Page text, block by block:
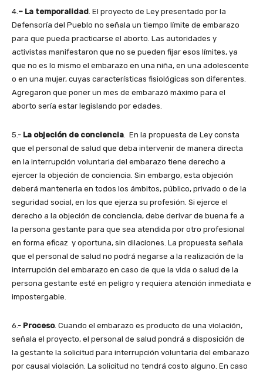
4. – La temporalidad . El proyecto de Ley presentado por la
Defensoría del Pueblo no señala un tiempo límite de embarazo
para que pueda practicarse el aborto. Las autoridades y
activistas manifestaron que no se pueden fijar esos límites, ya
que no es lo mismo el embarazo en una niña, en una adolescente
o en una mujer, cuyas características fisiológicas son diferentes.
Agregaron que poner un mes de embarazó máximo para el
aborto sería estar legislando por edades.
5.- La objeción de conciencia . En la propuesta de Ley consta
que el personal de salud que deba intervenir de manera directa
en la interrupción voluntaria del embarazo tiene derecho a
ejercer la objeción de conciencia. Sin embargo, esta objeción
deberá mantenerla en todos los ámbitos, público, privado o de la
seguridad social, en los que ejerza su profesión. Si ejerce el
derecho a la objeción de conciencia, debe derivar de buena fe a
la persona gestante para que sea atendida por otro profesional
en forma eficaz y oportuna, sin dilaciones. La propuesta señala
que el personal de salud no podrá negarse a la realización de la
interrupción del embarazo en caso de que la vida o salud de la
persona gestante esté en peligro y requiera atención inmediata e
impostergable.
6.- Proceso. Cuando el embarazo es producto de una violación,
señala el proyecto, el personal de salud pondrá a disposición de
la gestante la solicitud para interrupción voluntaria del embarazo
por causal violación. La solicitud no tendrá costo alguno. En caso